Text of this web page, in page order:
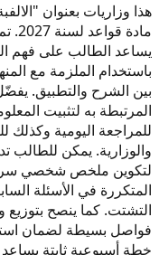
هذا وزاريات بعنوان
يساعد الطالب على فهم
باستخدام الملزمة مع
بين الشرح والتطبيق.
المرتبطة به لتثبيت
للمراجعة اليومية وكذلك
والوزارية. يمكن للطالب
لتكوين ملخص شخصي سريع
المتكررة في الأسئلة
التشتت. كما ينصح
فواصل بسيطة لضمان
خطة أسبوعية ثابتة